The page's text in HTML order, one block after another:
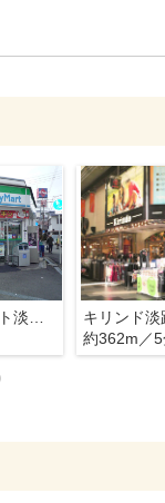
キリンド淡
約362m／